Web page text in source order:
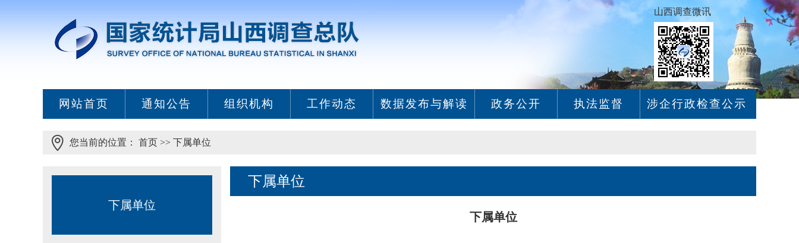
山西调查微讯
网站首页 通知公告 组织机构 工作动态 数据发布与解读 政务公开 执法监督 涉企行政检查公示
您当前的位置： 首页 >> 下属单位
下属单位
下属单位
下属单位